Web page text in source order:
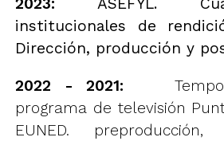
institucionales de
Dirección, producción y
2022 - 2021:
programa de televisión
EUNED.